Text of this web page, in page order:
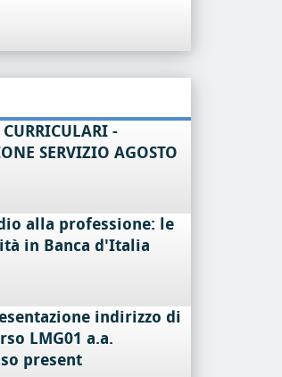
-
SERVIZIO AGOSTO
alla professione: le
in Banca d'Italia
indirizzo di
LMG01 a.a.
present